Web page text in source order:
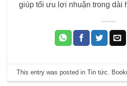
giúp tối ưu lợi nhuận trong dài
This entry was posted inTin tức .